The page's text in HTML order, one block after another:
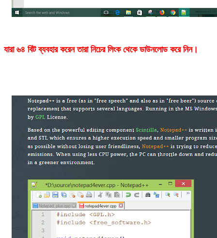
যারা ৬৪ বিট ব্যবহার করেন তারা নিচের লিংক থেকে ডাউনলোড করে নিন।